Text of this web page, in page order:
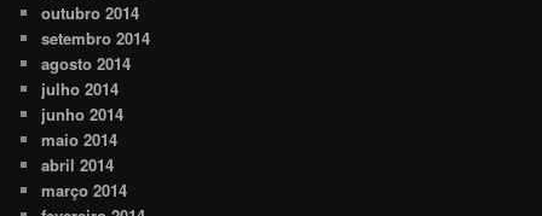
outubro 2014
setembro 2014
agosto 2014
julho 2014
junho 2014
maio 2014
abril 2014
março 2014